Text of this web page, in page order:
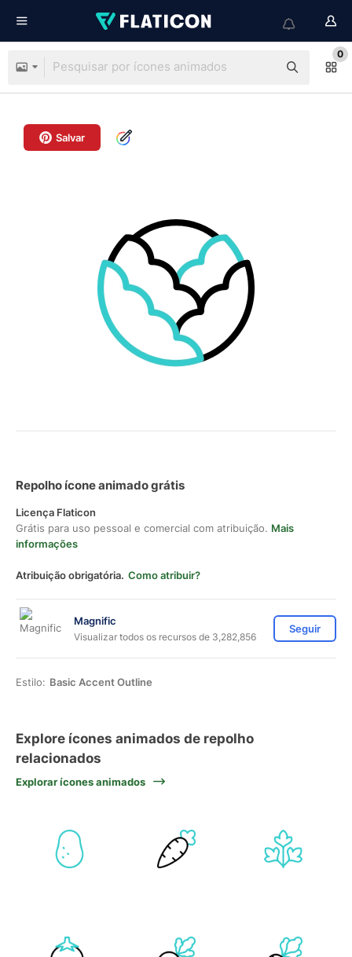
0
Salvar
Repolho ícone animado grátis
Licença Flaticon
Grátis para uso pessoal e comercial com atribuição. Mais
informações
Atribuição obrigatória. Como atribuir?
Magnific
Visualizar todos os recursos de 3,282,856
Seguir
Estilo: Basic Accent Outline
Explore ícones animados de repolho
relacionados
Explorar ícones animados